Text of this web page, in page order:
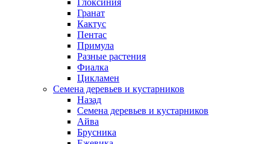
Глоксиния
Гранат
Кактус
Пентас
Примула
Разные растения
Фиалка
Цикламен
Семена деревьев и кустарников
Назад
Семена деревьев и кустарников
Айва
Брусника